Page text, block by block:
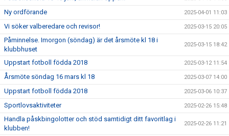
Ny ordförande 2025-04-01 11:03
Vi söker valberedare och revisor! 2025-03-15 20:05
Påminnelse. Imorgon (söndag) är det årsmöte kl 18 i
klubbhuset
2025-03-15 18:42
Uppstart fotboll födda 2018 2025-03-12 11:54
Årsmöte söndag 16 mars kl 18 2025-03-07 14:00
Uppstart fotboll födda 2018 2025-03-06 10:37
Sportlovsaktiviteter 2025-02-26 15:48
Handla påskbingolotter och stöd samtidigt ditt favoritlag i
klubben!
2025-02-26 11:21